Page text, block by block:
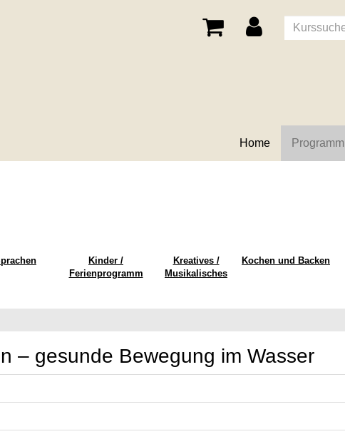
Home Programm
Kinder /
Ferienprogramm
Kreatives /
Musikalisches
Kochen und Backen
– gesunde Bewegung im Wasser